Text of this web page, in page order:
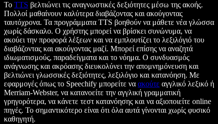
Το TTS βελτιώνει τις αναγνωστικές δεξιότητες μέσω της ακοής.
Πολλοί μαθαίνουν καλύτερα διαβάζοντας και ακούγοντας
ταυτόχρονα. Τα προγράμματα TTS βοηθούν να μάθετε νέα γλώσσα
χωρίς δάσκαλο. Ο χρήστης μπορεί να βρίσκει συνώνυμα, να
ακούει την προφορά λέξεων και να εμπλουτίζει το λεξιλόγιό του
διαβάζοντας και ακούγοντας μαζί. Μπορεί επίσης να αναζητά
ιδιωματισμούς, παραδείγματα και το νόημα. Ο συνδυασμός
ανάγνωσης και ακρόασης διευκολύνει την απομνημόνευση και
βελτιώνει γλωσσικές δεξιότητες, λεξιλόγιο και κατανόηση. Με
εφαρμογές όπως το Speechify μπορείτε να ακούτε αγγλικό λεξικό ή
Merriam-Webster, να κατανοείτε την αγγλική γραμματική
γρηγορότερα, να κάνετε τεστ κατανόησης και να αξιοποιείτε online
πηγές. Το σημαντικότερο είναι ότι όλα αυτά γίνονται χωρίς φυσικό
καθηγητή.